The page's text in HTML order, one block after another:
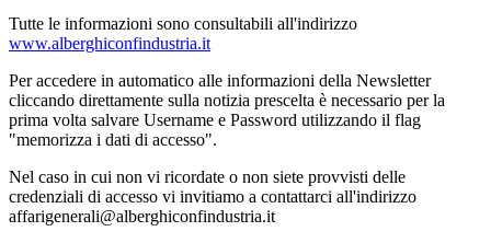
Tutte le informazioni sono consultabili all'indirizzo
www.alberghiconfindustria.it
Per accedere in automatico alle informazioni della Newsletter
cliccando direttamente sulla notizia prescelta è necessario per la
prima volta salvare Username e Password utilizzando il flag
"memorizza i dati di accesso".
Nel caso in cui non vi ricordate o non siete provvisti delle
credenziali di accesso vi invitiamo a contattarci all'indirizzo
affarigenerali@alberghiconfindustria.it